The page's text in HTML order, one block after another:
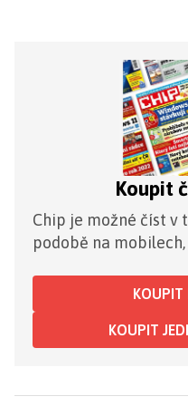
Koupit
Chip je možné číst v
podobě na
KOUPIT
KOUPIT